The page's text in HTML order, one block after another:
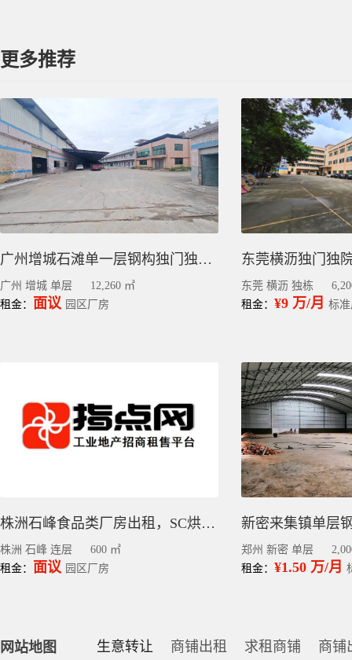
更多推荐
广州增城石滩单一层钢构独门独院厂房出租，12260平
广州 增城 单层
12,260 ㎡
租金： 面议 园区厂房
东莞 横沥 独栋
租金： ¥9 万/月 标
株洲石峰食品类厂房出租，SC烘焙车间，600平
株洲 石峰 连层
600 ㎡
租金： 面议 园区厂房
郑州 新密 单层
租金： ¥1.50 万/月
网站地图 生意转让 商铺出租 求租商铺 商铺